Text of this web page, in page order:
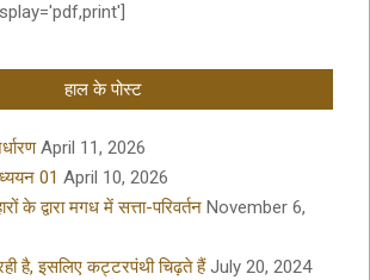
हाल के पोस्ट
April 11, 2026
01 April 10, 2026
के द्वारा मगध में सत्ता-परिवर्तन November 6,
है, इसलिए कट्टरपंथी चिढ़ते हैं July 20, 2024